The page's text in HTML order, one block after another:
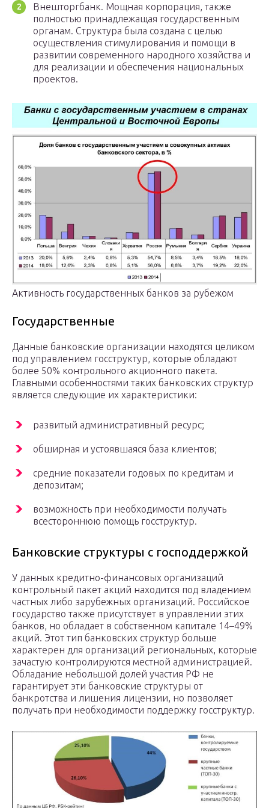
Внешторгбанк. Мощная корпорация, также
полностью принадлежащая государственным
органам. Структура была создана с целью
осуществления стимулирования и помощи в
развитии современного народного хозяйства и
для реализации и обеспечения национальных
проектов.
Активность государственных банков за рубежом
Государственные
Данные банковские организации находятся целиком
под управлением госструктур, которые обладают
более 50% контрольного акционного пакета.
Главными особенностями таких банковских структур
является следующие их характеристики:
развитый административный ресурс;
обширная и устоявшаяся база клиентов;
средние показатели годовых по кредитам и
депозитам;
возможность при необходимости получать
всестороннюю помощь госструктур.
Банковские структуры с господдержкой
У данных кредитно-финансовых организаций
контрольный пакет акций находится под владением
частных либо зарубежных организаций. Российское
государство также присутствует в управлении этих
банков, но обладает в собственном капитале 14–49%
акций. Этот тип банковских структур больше
характерен для организаций региональных, которые
зачастую контролируются местной администрацией.
Обладание небольшой долей участия РФ не
гарантирует эти банковские структуры от
банкротства и лишения лицензии, но позволяет
получать при необходимости поддержку госструктур.